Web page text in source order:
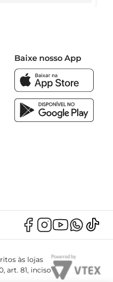
Baixe nosso App
às lojas
art. 81, inciso